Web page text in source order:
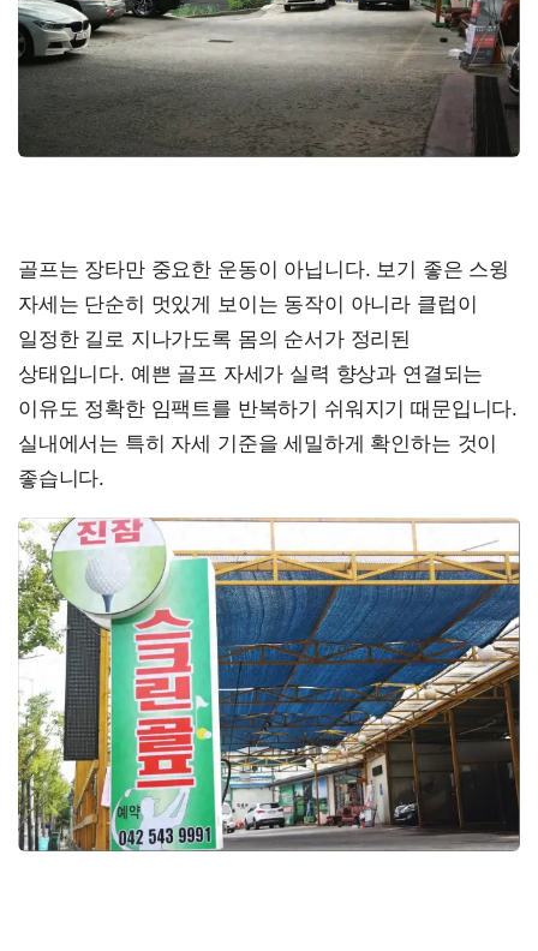
골프는 장타만 중요한 운동이 아닙니다. 보기 좋은 스윙
자세는 단순히 멋있게 보이는 동작이 아니라 클럽이
일정한 길로 지나가도록 몸의 순서가 정리된
상태입니다. 예쁜 골프 자세가 실력 향상과 연결되는
이유도 정확한 임팩트를 반복하기 쉬워지기 때문입니다.
실내에서는 특히 자세 기준을 세밀하게 확인하는 것이
좋습니다.